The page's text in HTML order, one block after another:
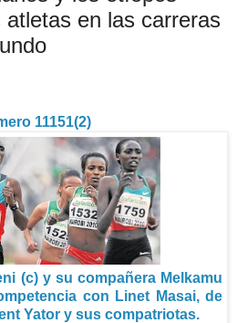
en las carreras
11151(2)
(c) y su compañera Melkamu
con Linet Masai, de
Yator y sus compatriotas.